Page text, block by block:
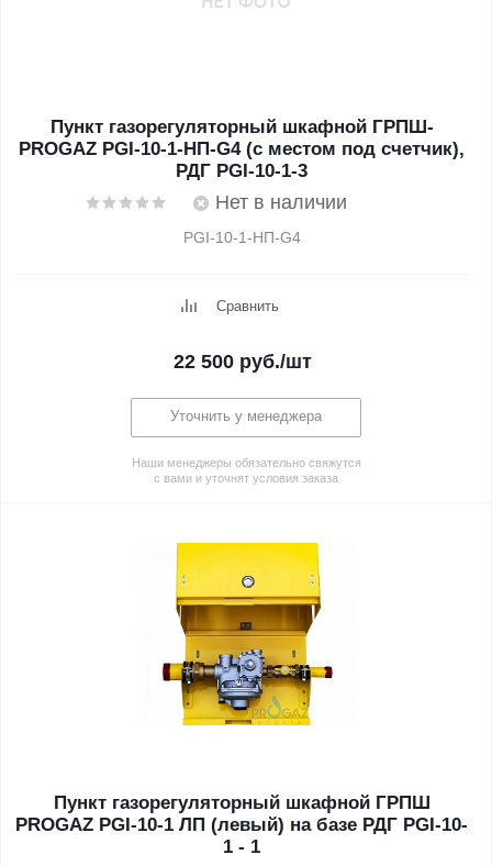
Пункт газорегуляторный шкафной ГРПШ-
PROGAZ PGI-10-1-НП-G4 (с местом под счетчик),
РДГ PGI-10-1-3
Нет в наличии
PGI-10-1-НП-G4
Сравнить
22 500руб./шт
Уточнить у менеджера
Наши менеджеры обязательно свяжутся
с вами и уточнят условия заказа
Пункт газорегуляторный шкафной ГРПШ
PROGAZ PGI-10-1 ЛП (левый) на базе РДГ PGI-10-
1 - 1